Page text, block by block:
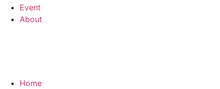
Event
About
Home